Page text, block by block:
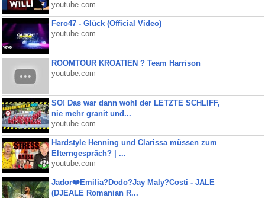
youtube.com
Fero47 - Glück (Official Video)
youtube.com
ROOMTOUR KROATIEN ? Team Harrison
youtube.com
SO! Das war dann wohl der LETZTE SCHLIFF,
nie mehr granit und...
youtube.com
Hardstyle Henning und Clarissa müssen zum
Elterngespräch? | ...
youtube.com
Jador❤️Emilia?Dodo?Jay Maly?Costi - JALE
(DJEALE Romanian R...